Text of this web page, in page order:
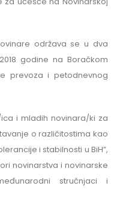
održava se u dva
godine na Boračkom
prevoza i petodnevnog
i mladih novinara/ki za
o različitostima kao
i stabilnosti u BiH”,
novinarstva i novinarske
stručnjaci i